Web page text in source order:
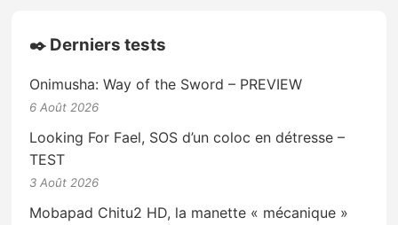
✒️ Derniers tests
Onimusha: Way of the Sword – PREVIEW
6 Août 2026
Looking For Fael, SOS d’un coloc en détresse –
TEST
3 Août 2026
Mobapad Chitu2 HD, la manette « mécanique »